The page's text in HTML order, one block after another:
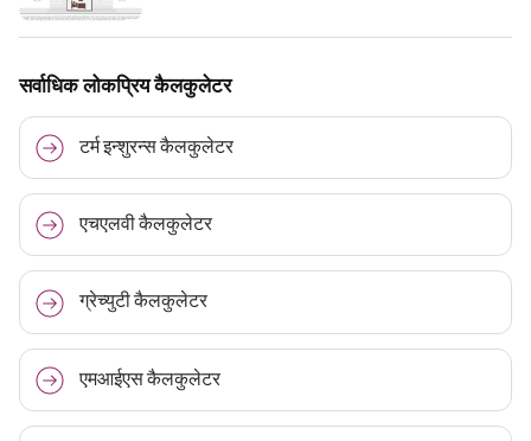
सर्वाधिक लोकप्रिय कैलकुलेटर
टर्म इन्शुरन्स कैलकुलेटर
एचएलवी कैलकुलेटर
ग्रेच्युटी कैलकुलेटर
एमआईएस कैलकुलेटर